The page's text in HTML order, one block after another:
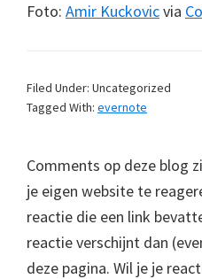
Foto: Amir Kuckovicvia
Filed Under: Uncategorized
Tagged With: evernote
Comments op deze blog
je eigen website te
reactie die een link
reactie verschijnt dan
deze pagina. Wil je je